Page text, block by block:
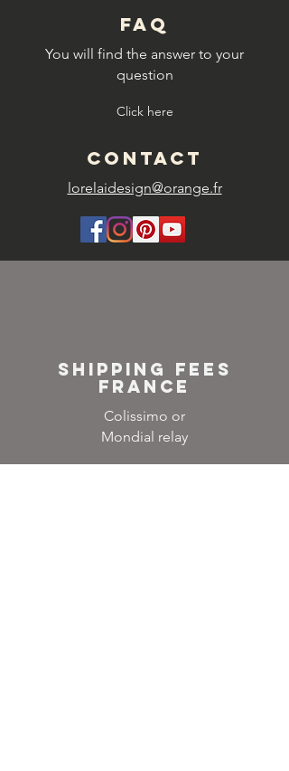
FAQ
You will find the answer to your
question
Click here
CONTACT
lorelaidesign@orange.fr
SHIPPING FEES
FRANCE
Colissimo or
Mondial relay